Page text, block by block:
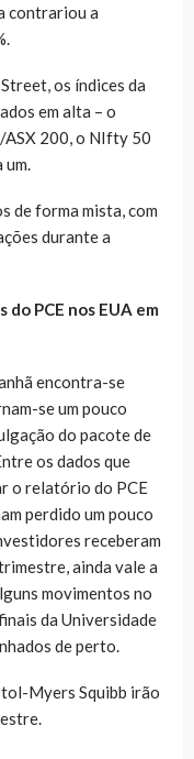
contrariou a
os índices da
em alta – o
ASX 200, o NIfty 50
um.
de forma mista, com
durante a
PCE nos EUA em
encontra-se
se um pouco
do pacote de
os dados que
o relatório do PCE
perdido um pouco
receberam
ainda vale a
movimentos no
da Universidade
de perto.
Myers Squibb irão